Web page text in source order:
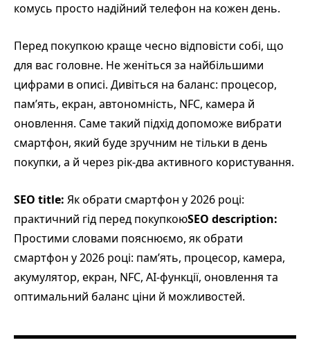
комусь просто надійний телефон на кожен день.
Перед покупкою краще чесно відповісти собі, що
для вас головне. Не женіться за найбільшими
цифрами в описі. Дивіться на баланс: процесор,
пам’ять, екран, автономність, NFC, камера й
оновлення. Саме такий підхід допоможе вибрати
смартфон, який буде зручним не тільки в день
покупки, а й через рік-два активного користування.
SEO title: Як обрати смартфон у 2026 році:
практичний гід перед покупкоюSEO description:
Простими словами пояснюємо, як обрати
смартфон у 2026 році: пам’ять, процесор, камера,
акумулятор, екран, NFC, AI-функції, оновлення та
оптимальний баланс ціни й можливостей.